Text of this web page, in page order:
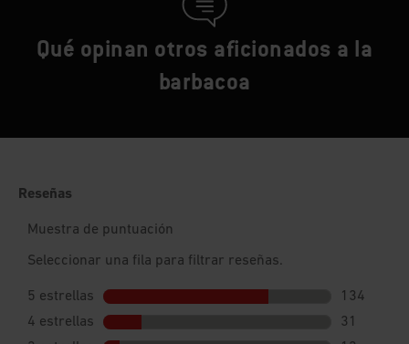
Qué opinan otros aficionados a la
barbacoa